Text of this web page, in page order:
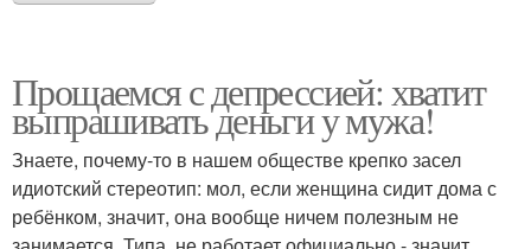
Прощаемся с депрессией: хватит
выпрашивать деньги у мужа!
Знаете, почему-то в нашем обществе крепко засел
идиотский стереотип: мол, если женщина сидит дома с
ребёнком, значит, она вообще ничем полезным не